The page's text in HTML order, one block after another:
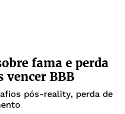
fama e perda
vencer BBB
pós-reality, perda de